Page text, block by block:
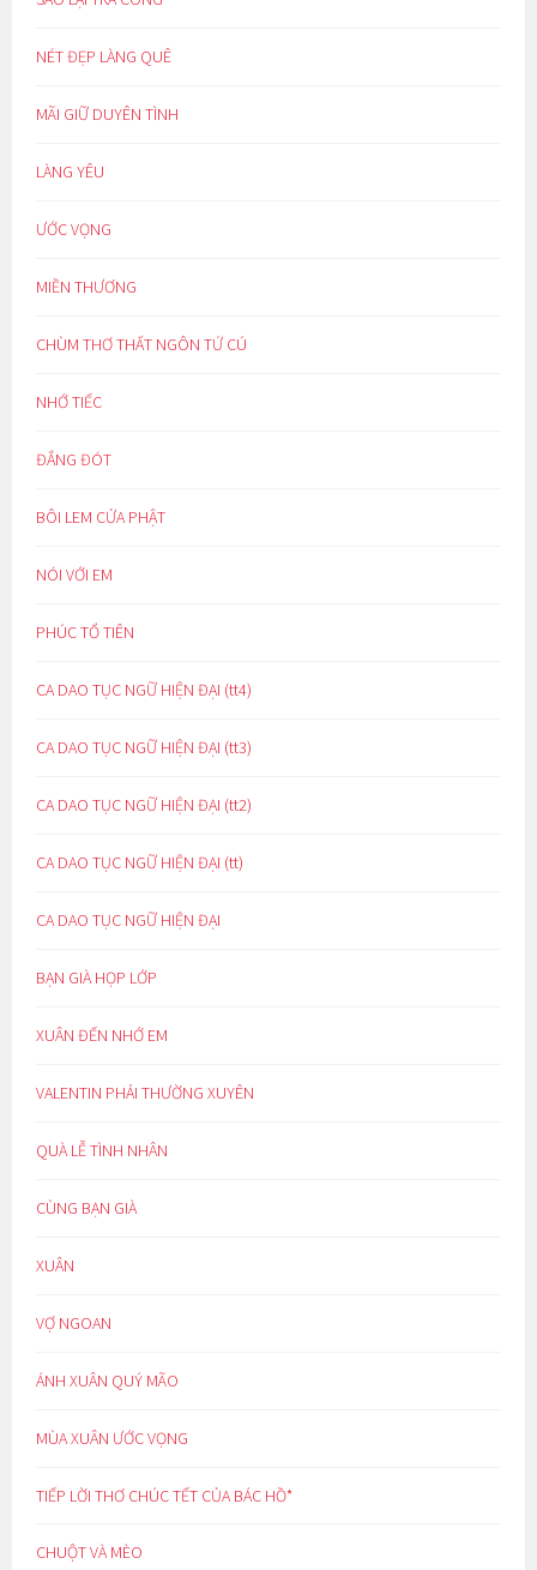
NÉT ĐẸP LÀNG QUÊ
MÃI GIỮ DUYÊN TÌNH
LÀNG YÊU
ƯỚC VỌNG
MIỀN THƯƠNG
CHÙM THƠ THẤT NGÔN TỨ CÚ
NHỚ TIẾC
ĐẮNG ĐÓT
BÔI LEM CỬA PHẬT
NÓI VỚI EM
PHÚC TỔ TIÊN
CA DAO TỤC NGỮ HIỆN ĐẠI (tt4)
CA DAO TỤC NGỮ HIỆN ĐẠI (tt3)
CA DAO TỤC NGỮ HIỆN ĐẠI (tt2)
CA DAO TỤC NGỮ HIỆN ĐẠI (tt)
CA DAO TỤC NGỮ HIỆN ĐẠI
BẠN GIÀ HỌP LỚP
XUÂN ĐẾN NHỚ EM
VALENTIN PHẢI THƯỜNG XUYÊN
QUÀ LỄ TÌNH NHÂN
CÙNG BẠN GIÀ
XUÂN
VỢ NGOAN
ÁNH XUÂN QUÝ MÃO
MÙA XUÂN ƯỚC VỌNG
TIẾP LỜI THƠ CHÚC TẾT CỦA BÁC HỒ*
CHUỘT VÀ MÈO